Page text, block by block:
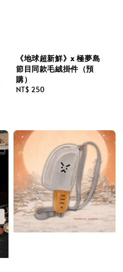
《地球超新鮮》x 極夢島
節目同款毛絨掛件（預
購）
Regular
NT$ 250